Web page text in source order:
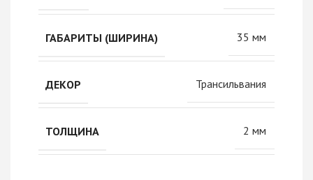
ГАБАРИТЫ (ШИРИНА) 35 мм
ДЕКОР Трансильвания
ТОЛЩИНА 2 мм